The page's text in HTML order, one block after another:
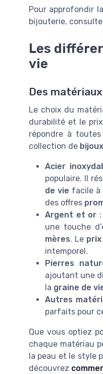
Pour approfondir
bijouterie,
Les
vie
Des
Le choix du
durabilité et le
répondre à
collection de bijoux
Acier
populaire. Il
de vie facile à
des offres
Argent et or
une touche
mères. Le
intemporel.
Pierres
ajoutant une
la graine de
Autres
parfaits pour
Que vous optiez
chaque matériau
la peau et le style
découvrez